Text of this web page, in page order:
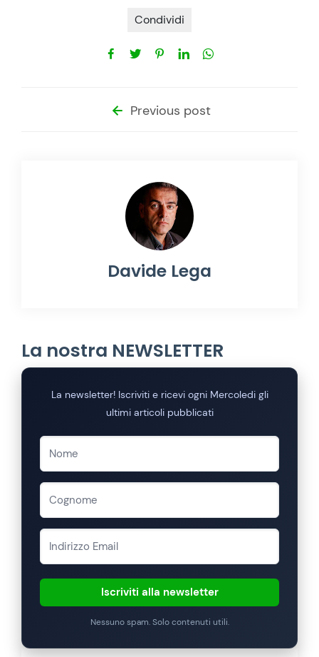
Condividi
Previous post
Davide Lega
La nostra NEWSLETTER
La newsletter! Iscriviti e ricevi ogni Mercoledi gli
ultimi articoli pubblicati
Iscriviti alla newsletter
Nessuno spam. Solo contenuti utili.